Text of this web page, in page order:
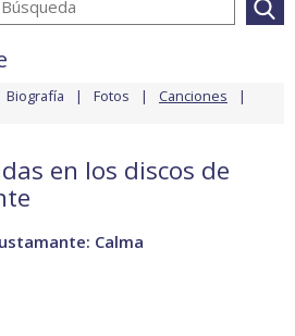
Biografía Fotos Canciones
en los discos de
Calma